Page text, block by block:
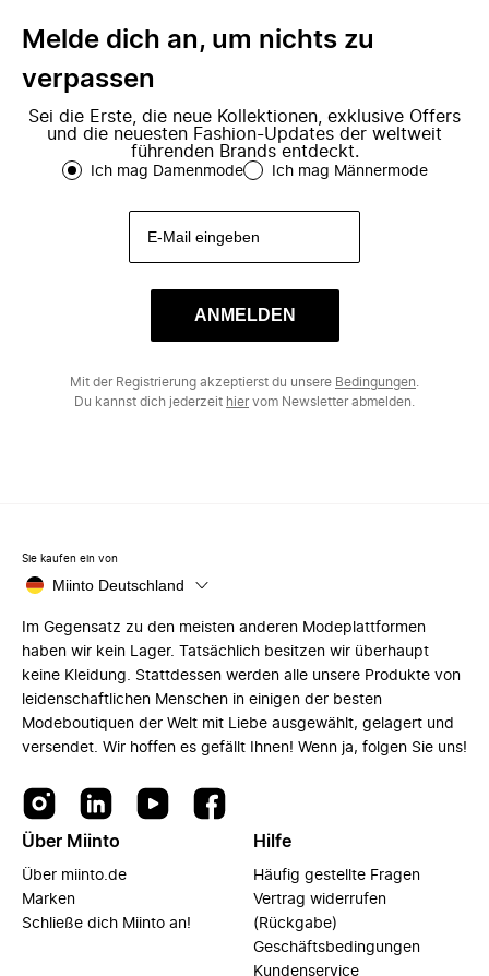
Melde dich an, um nichts zu
verpassen
Sei die Erste, die neue Kollektionen, exklusive Offers
und die neuesten Fashion-Updates der weltweit
führenden Brands entdeckt.
Ich mag Damenmode Ich mag Männermode
ANMELDEN
Mit der Registrierung akzeptierst du unsere Bedingungen
Du kannst dich jederzeit hiervom Newsletter abmelden.
Sie kaufen ein von
Miinto Deutschland
Im Gegensatz zu den meisten anderen Modeplattformen
haben wir kein Lager. Tatsächlich besitzen wir überhaupt
keine Kleidung. Stattdessen werden alle unsere Produkte von
leidenschaftlichen Menschen in einigen der besten
Modeboutiquen der Welt mit Liebe ausgewählt, gelagert und
versendet. Wir hoffen es gefällt Ihnen! Wenn ja, folgen Sie uns!
Über Miinto
Über miinto.de
Marken
Schließe dich Miinto an!
Hilfe
Häufig gestellte Fragen
Vertrag widerrufen
(Rückgabe)
Geschäftsbedingungen
Kundenservice